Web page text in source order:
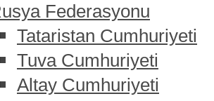
Federasyonu
Tataristan Cumhuriyeti
Tuva Cumhuriyeti
Altay Cumhuriyeti